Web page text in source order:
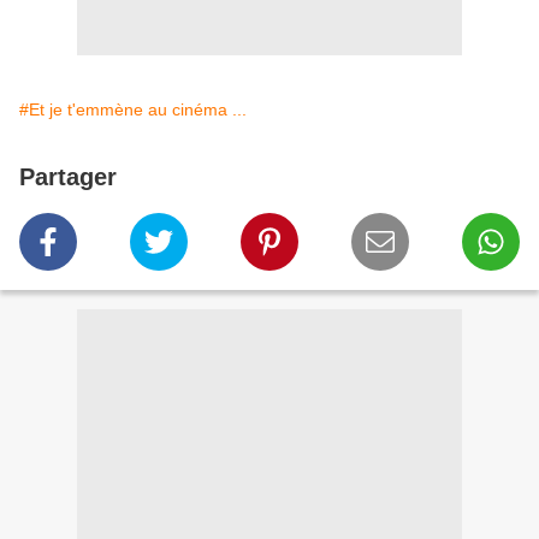
#Et je t'emmène au cinéma ...
Partager